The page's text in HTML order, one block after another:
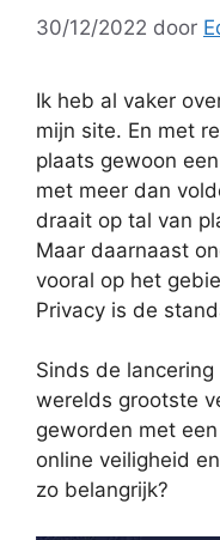
30/12/2022 door
Ik heb al vaker
mijn site. En met
plaats gewoon
met meer dan
draait op tal van
Maar daarnaast
vooral op het
Privacy is de
Sinds de lancering
werelds grootste
geworden met
online veiligheid
zo belangrijk?